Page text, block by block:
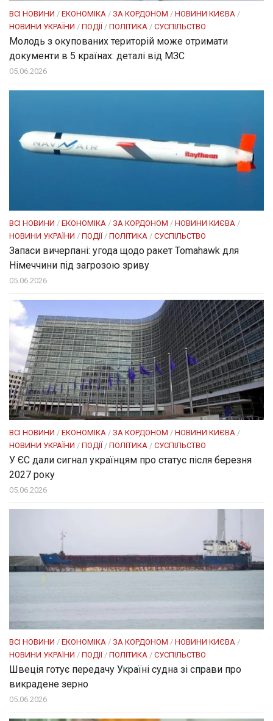
ВСІ НОВИНИ / ЕКОНОМІКА / ЗА КОРДОНОМ / НОВИНИ КИЄВА /
НОВИНИ УКРАЇНИ / ПОДІЇ / ПОЛІТИКА / СУСПІЛЬСТВО
Молодь з окупованих територій може отримати
документи в 5 країнах: деталі від МЗС
05.06.2026
ВСІ НОВИНИ / ЕКОНОМІКА / ЗА КОРДОНОМ / НОВИНИ КИЄВА /
НОВИНИ УКРАЇНИ / ПОДІЇ/ ПОЛІТИКА / СУСПІЛЬСТВО
Запаси вичерпані: угода щодо ракет Tomahawk для
Німеччини під загрозою зриву
05.06.2026
ВСІ НОВИНИ / ЕКОНОМІКА / ЗА КОРДОНОМ / НОВИНИ КИЄВА /
НОВИНИ УКРАЇНИ / ПОДІЇ/ ПОЛІТИКА / СУСПІЛЬСТВО
У ЄС дали сигнал українцям про статус після березня
2027 року
05.06.2026
ВСІ НОВИНИ / ЕКОНОМІКА / ЗА КОРДОНОМ / НОВИНИ КИЄВА /
НОВИНИ УКРАЇНИ / ПОДІЇ/ ПОЛІТИКА / СУСПІЛЬСТВО
Швеція готує передачу Україні судна зі справи про
викрадене зерно
05.06.2026